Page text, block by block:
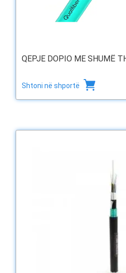
QEPJE DOPIO ME SHUMË
Shtoni në shportë